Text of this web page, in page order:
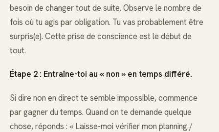
besoin de changer tout de suite. Observe le nombre de
fois où tu agis par obligation. Tu vas probablement être
surpris(e). Cette prise de conscience est le début de
tout.
Étape 2 : Entraîne-toi au « non » en temps différé.
Si dire non en direct te semble impossible, commence
par gagner du temps. Quand on te demande quelque
chose, réponds : « Laisse-moi vérifier mon planning /